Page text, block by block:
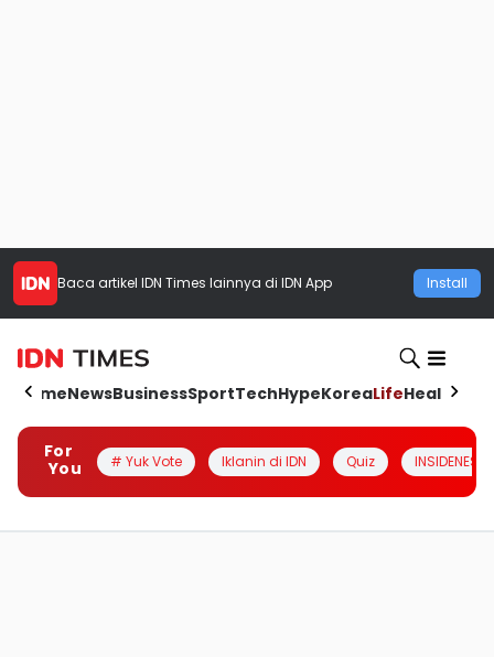
Baca artikel IDN Times lainnya di IDN App Install
HomeNewsBusinessSportTechHypeKoreaLifeHealth
For
You
# Yuk Vote Iklanin di IDN Quiz INSIDENESIA